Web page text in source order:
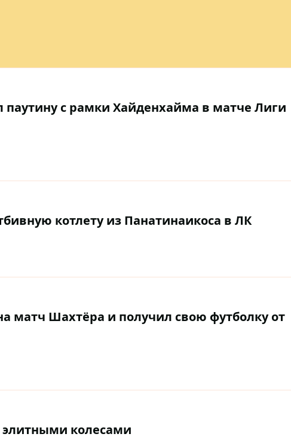
с рамки Хайденхайма в матче Лиги
котлету из Панатинаикоса в ЛК
матч Шахтёра и получил свою футболку от
колесами